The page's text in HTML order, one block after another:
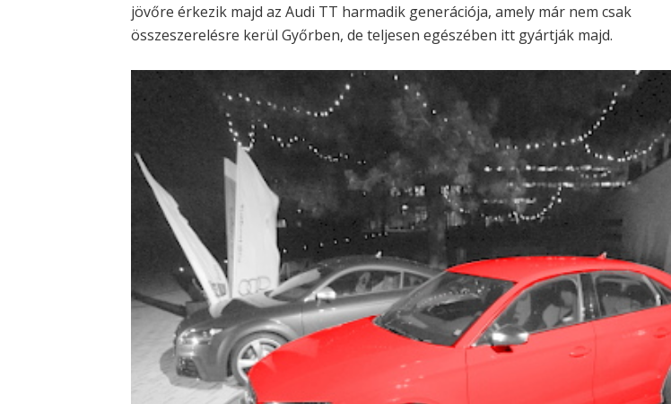
jövőre érkezik majd az Audi TT harmadik generációja, amely már nem csak
összeszerelésre kerül Győrben, de teljesen egészében itt gyártják majd.